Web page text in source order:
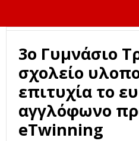
3ο Γυμνάσιο
σχολείο
επιτυχία το
αγγλόφωνο
eTwinning